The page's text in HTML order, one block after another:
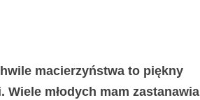
macierzyństwa to piękny
młodych mam zastanawia